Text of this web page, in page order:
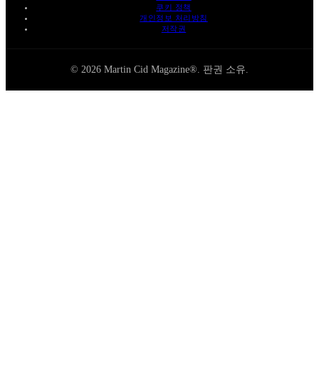
쿠키 정책
개인정보 처리방침
저작권
© 2026 Martin Cid Magazine®. 판권 소유.